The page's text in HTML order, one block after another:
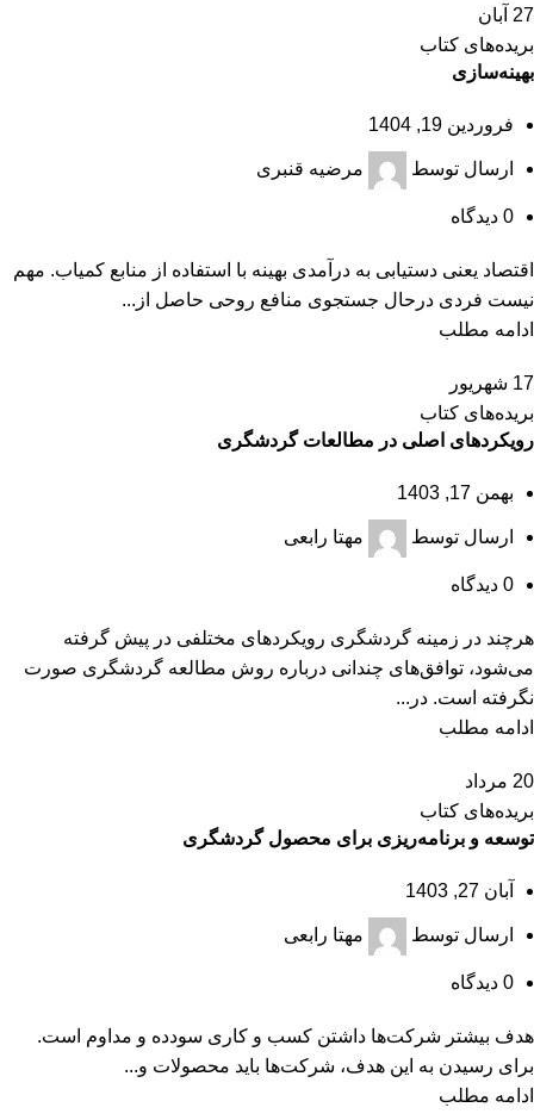
27 آبان
بریده‌های کتاب
بهینه‌سازی
فروردین 19, 1404
ارسال توسط مرضیه قنبری
0 دیدگاه
اقتصاد یعنی دستیابی به درآمدی بهینه با استفاده از منابع کمیاب. مهم
نیست فردی درحال جستجوی منافع روحی حاصل از...
ادامه مطلب
17 شهریور
بریده‌های کتاب
رویکردهای اصلی در مطالعات گردشگری
بهمن 17, 1403
ارسال توسط مهتا رابعی
0 دیدگاه
هرچند در زمینه گردشگری رویکردهای مختلفی در پیش گرفته
می‌شود، توافق‌های چندانی درباره روش مطالعه گردشگری صورت
نگرفته است. در...
ادامه مطلب
20 مرداد
بریده‌های کتاب
توسعه و برنامه‌ریزی برای محصول گردشگری
آبان 27, 1403
ارسال توسط مهتا رابعی
0 دیدگاه
هدف بیشتر شرکت‌ها داشتن کسب و کاری سودده و مداوم است.
برای رسیدن به این هدف، شرکت‌ها باید محصولات و...
ادامه مطلب